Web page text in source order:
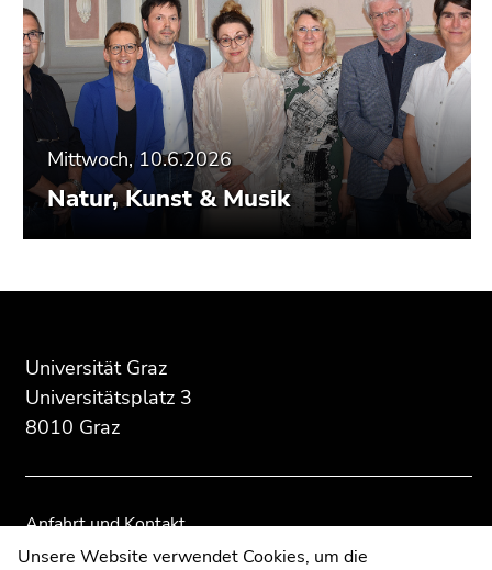
Mittwoch, 10.6.2026
Natur, Kunst & Musik
Seitenbereichs:
Zusatzinformationen:
Universität Graz
Universitätsplatz 3
8010 Graz
Anfahrt und Kontakt
Kommunikation und Öffentlichkeitsarbeit
Seitenbereichs.
Übersicht
Seitenbereichs.
Übersicht
Unsere Website verwendet Cookies, um die